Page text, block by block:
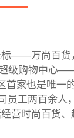
标——万尚百货
级购物中心
首家也是唯一
员工两百余人
营时尚百货